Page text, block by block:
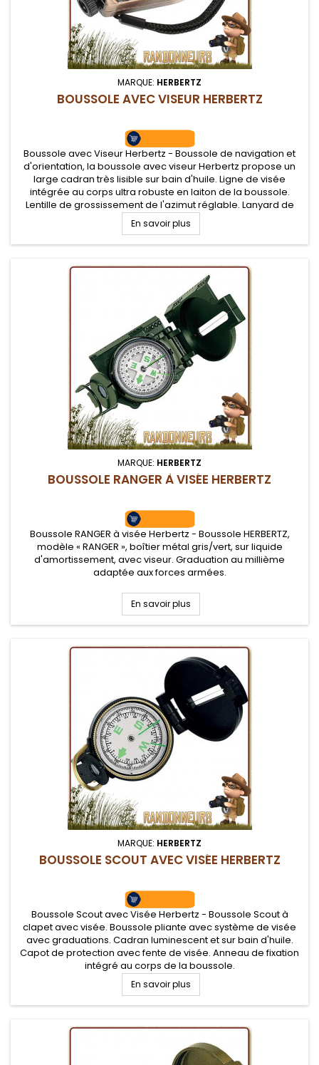
MARQUE: HERBERTZ
BOUSSOLE AVEC VISEUR HERBERTZ
Boussole avec Viseur Herbertz - Boussole de navigation et
d'orientation, la boussole avec viseur Herbertz propose un
large cadran très lisible sur bain d'huile. Ligne de visée
intégrée au corps ultra robuste en laiton de la boussole.
Lentille de grossissement de l'azimut réglable. Lanyard de
transport
En savoir plus
MARQUE: HERBERTZ
BOUSSOLE RANGER À VISÉE HERBERTZ
Boussole RANGER à visée Herbertz - Boussole HERBERTZ,
modèle « RANGER », boîtier métal gris/vert, sur liquide
d'amortissement, avec viseur. Graduation au millième
adaptée aux forces armées.
En savoir plus
MARQUE: HERBERTZ
BOUSSOLE SCOUT AVEC VISÉE HERBERTZ
Boussole Scout avec Visée Herbertz - Boussole Scout à
clapet avec visée. Boussole pliante avec système de visée
avec graduations. Cadran luminescent et sur bain d'huile.
Capot de protection avec fente de visée. Anneau de fixation
intégré au corps de la boussole.
En savoir plus